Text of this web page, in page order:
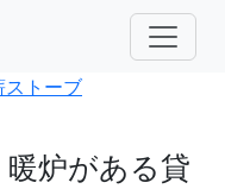
ストーブ
炉がある貸